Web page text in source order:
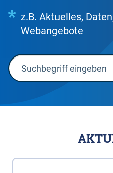
z.B. Aktuelles,
Webangebote